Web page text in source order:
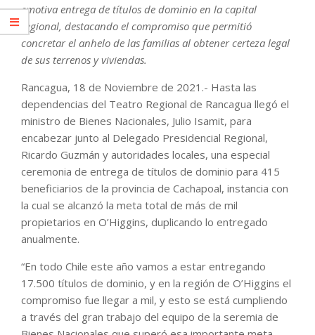
emotiva entrega de títulos de dominio en la capital
regional, destacando el compromiso que permitió
concretar el anhelo de las familias al obtener certeza legal
de sus terrenos y viviendas.
Rancagua, 18 de Noviembre de 2021.- Hasta las
dependencias del Teatro Regional de Rancagua llegó el
ministro de Bienes Nacionales, Julio Isamit, para
encabezar junto al Delegado Presidencial Regional,
Ricardo Guzmán y autoridades locales, una especial
ceremonia de entrega de títulos de dominio para 415
beneficiarios de la provincia de Cachapoal, instancia con
la cual se alcanzó la meta total de más de mil
propietarios en O’Higgins, duplicando lo entregado
anualmente.
“En todo Chile este año vamos a estar entregando
17.500 títulos de dominio, y en la región de O’Higgins el
compromiso fue llegar a mil, y esto se está cumpliendo
a través del gran trabajo del equipo de la seremia de